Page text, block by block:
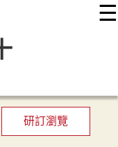
☰
研訂瀏覽